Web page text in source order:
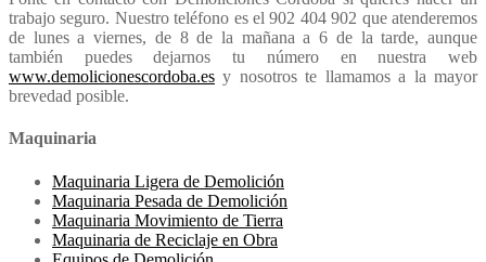
trabajo seguro. Nuestro teléfono es el 902 404 902 que atenderemos
de lunes a viernes, de 8 de la mañana a 6 de la tarde, aunque
también puedes dejarnos tu número en nuestra web
www.demolicionescordoba.es y nosotros te llamamos a la mayor
brevedad posible.
Maquinaria
Maquinaria Ligera de Demolición
Maquinaria Pesada de Demolición
Maquinaria Movimiento de Tierra
Maquinaria de Reciclaje en Obra